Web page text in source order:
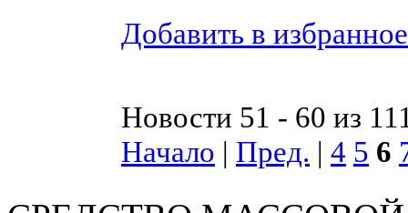
Добавить в избранное
Новости 51 - 60 из
Начало | Пред. | 4 5 6